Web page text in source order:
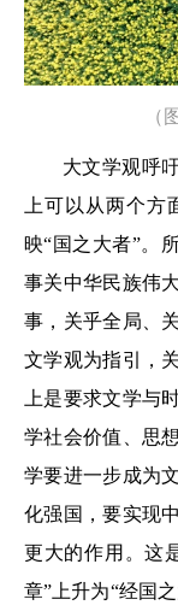
（
大文学观呼
上可以从两个
映“国之大者”。
事关中华民族伟
事，关乎全局、
文学观为指引，
上是要求文学与
学社会价值、思
学要进一步成为
化强国，要实现
更大的作用。这
章”上升为“经国